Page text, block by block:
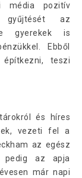
média pozitív
az
gyerekek is
Ebből
teszi
és híres
vezeti fel a
az egész
pedig az apja
már napi